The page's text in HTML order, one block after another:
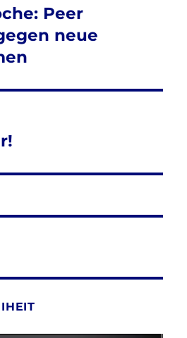
Peer
neue